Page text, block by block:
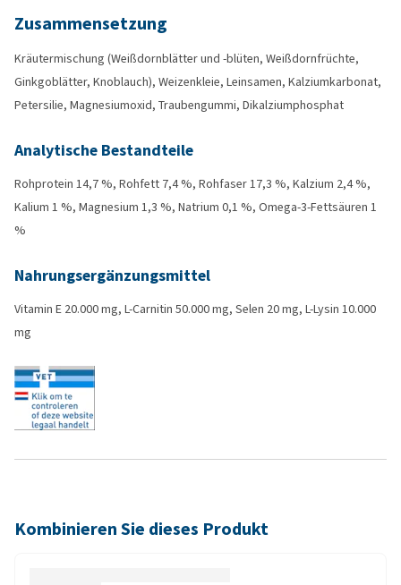
Zusammensetzung
Kräutermischung (Weißdornblätter und -blüten, Weißdornfrüchte,
Ginkgoblätter, Knoblauch), Weizenkleie, Leinsamen, Kalziumkarbonat,
Petersilie, Magnesiumoxid, Traubengummi, Dikalziumphosphat
Analytische Bestandteile
Rohprotein 14,7 %, Rohfett 7,4 %, Rohfaser 17,3 %, Kalzium 2,4 %,
Kalium 1 %, Magnesium 1,3 %, Natrium 0,1 %, Omega-3-Fettsäuren 1
%
Nahrungsergänzungsmittel
Vitamin E 20.000 mg, L-Carnitin 50.000 mg, Selen 20 mg, L-Lysin 10.000
mg
Kombinieren Sie dieses Produkt